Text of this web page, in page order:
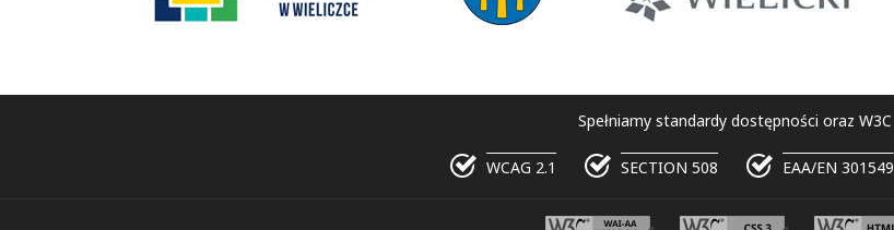
Spełniamy standardy dostępności oraz W3C
WCAG 2.1 SECTION 508 EAA/EN 301549